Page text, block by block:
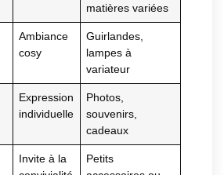
matières variées
Ambiance
cosy
Guirlandes,
lampes à
variateur
Expression
individuelle
Photos,
souvenirs,
cadeaux
Invite à la
Petits